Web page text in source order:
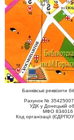
Банківські реквізити
Рахунок №
УДК у Донецькій
МФО 834016
Код організації